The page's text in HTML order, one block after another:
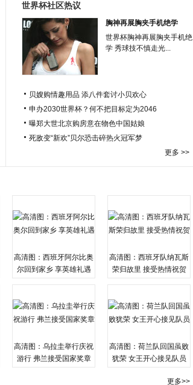
世界杯社区热议
胸神再展胸夹手机绝学
世界杯胸神再展胸夹手机绝
学 秀球技不慎走光...
贝嫂购情趣用品 添八件套讨小贝欢心
申办2030世界杯？何不把目标定为2046
曝郑大世北京购房意在物色中国姑娘
死敌变“新欢”贝尔恐击碎热火冠军梦
更多 >>
高清图：西班牙阿尔比奥
尔回到家乡 享英雄礼遇
高清图：西班牙队纳瓦斯
荣归故里 接受热情祝贺
高清图：乌拉圭举行庆祝
游行 弗兰接受国家奖章
高清图：荷兰队回国虽败
犹荣 女王开心接见队员
更多>>